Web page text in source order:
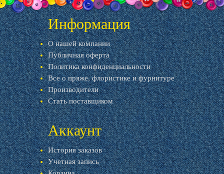
Информация
О нашей компании
Публичная оферта
Политика конфиденциальности
Все о пряже, флористике и фурнитуре
Производители
Стать поставщиком
Аккаунт
История заказов
Учетная запись